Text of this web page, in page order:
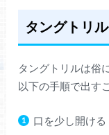
タングトリル
タングトリルは俗
以下の手順で出す
口を少し開ける